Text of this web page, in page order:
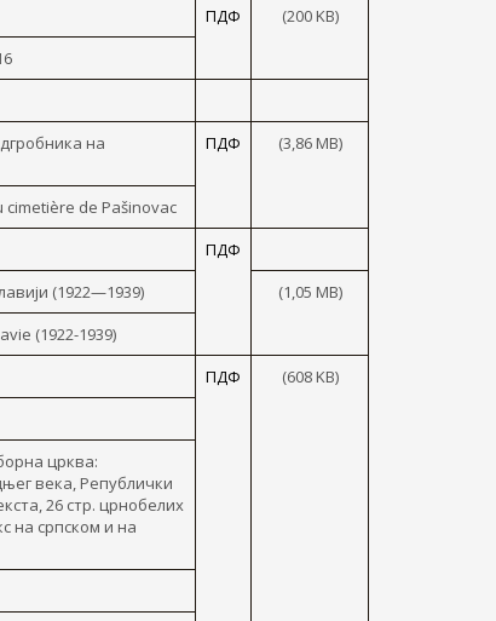
ПДФ
(200 KB)
на
ПДФ (3,86 МB)
de Pašinovac
ПДФ
(1922—1939)
(1,05 МB)
(1922-1939)
ПДФ
(608 KB)
црква:
века, Републички
26 стр. црнобелих
на српском и на